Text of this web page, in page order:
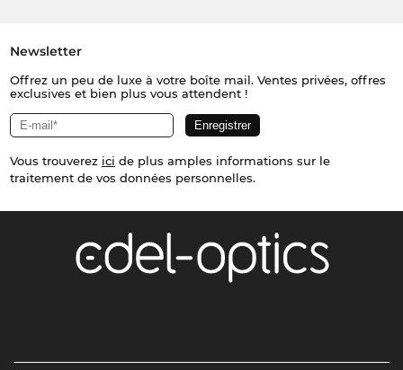
Newsletter
Offrez un peu de luxe à votre boîte mail. Ventes privées, offres
exclusives et bien plus vous attendent !
Vous trouverez ici de plus amples informations sur le
traitement de vos données personnelles.